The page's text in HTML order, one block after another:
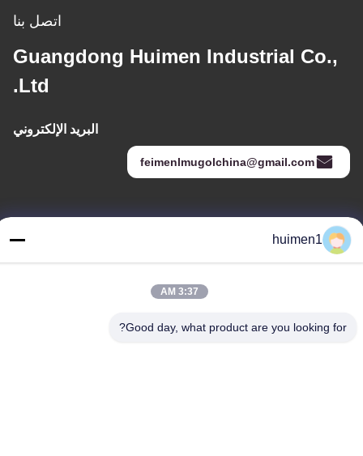
اتصل بنا
Guangdong Huimen Industrial Co.,
Ltd.
البريد الإلكتروني
feimenlmugolchina@gmail.com
العنوان
الهاتف
huimen1
3:37 AM
Good day, what product are you looking for?